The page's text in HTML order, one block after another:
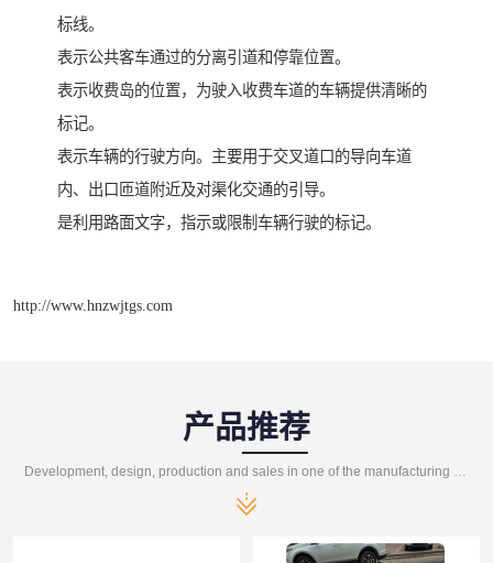
标线。
表示公共客车通过的分离引道和停靠位置。
表示收费岛的位置，为驶入收费车道的车辆提供清晰的
标记。
表示车辆的行驶方向。主要用于交叉道口的导向车道
内、出口匝道附近及对渠化交通的引导。
是利用路面文字，指示或限制车辆行驶的标记。
http://www.hnzwjtgs.com
产品推荐